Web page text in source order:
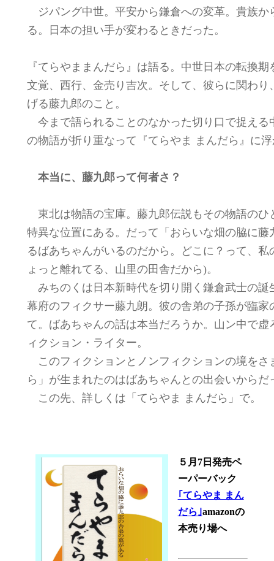
ジパング中世。平安から鎌倉への変革。貴族か
る。日本の担い手が変わるときだった。
『てらやままんだら』は語る。中世日本の転換
文覚、西行、金売り吉次。そして、彼らに関わ
げる藤九郎のこと。
今まで語られることのなかった切り口で捉える
の物語が折り重なって『てらやま まんだら』に
本当に、藤九郎って何者さ？
東北は物語の宝庫。藤九郎伝説もその物語のひ
特異な位置にある。だって「おらいな畑の脇に
るばあちゃんがいるのだから。どこに？って、
ょっと離れてる、山里の田舎だから)。
みちのくは日本新時代を切り開く鎌倉武士の誕
幕府のフィクサー藤九朗。彼の舎弟の子孫が臨
て。ばあちゃんの話は本当だろうか。山ン中で
ィクション・ライター。
このフィクションとノンフィクションの境をさ
ら」が生まれたのはばあちゃんとの出会いからだ
この先、詳しくは「てらやま まんだら」で。
５月7日発売ペ
ーパーバック
｢てらやま まん
だら｣amazonの
本売り場へ